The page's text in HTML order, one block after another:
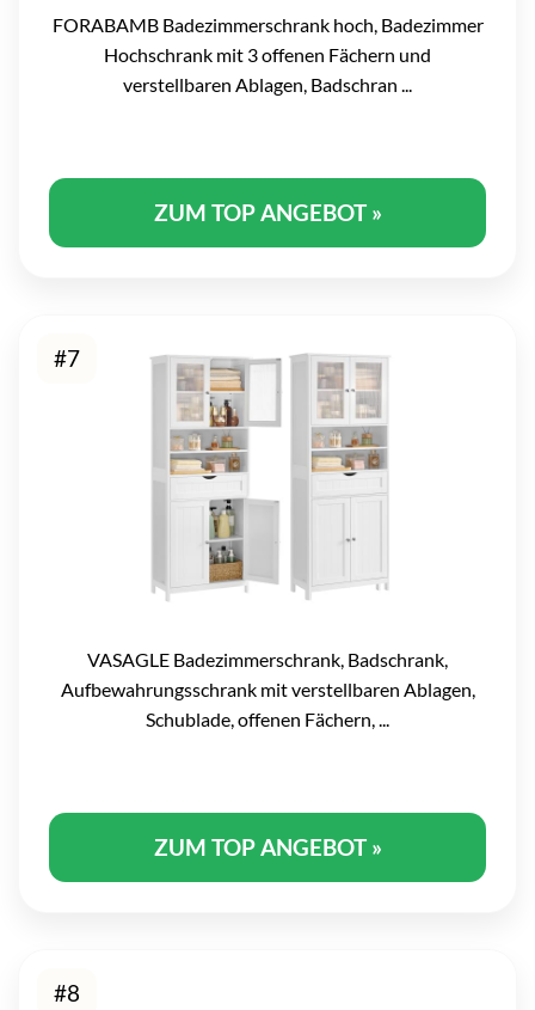
FORABAMB Badezimmerschrank hoch, Badezimmer
Hochschrank mit 3 offenen Fächern und
verstellbaren Ablagen, Badschran ...
ZUM TOP ANGEBOT »
#7
VASAGLE Badezimmerschrank, Badschrank,
Aufbewahrungsschrank mit verstellbaren Ablagen,
Schublade, offenen Fächern, ...
ZUM TOP ANGEBOT »
#8